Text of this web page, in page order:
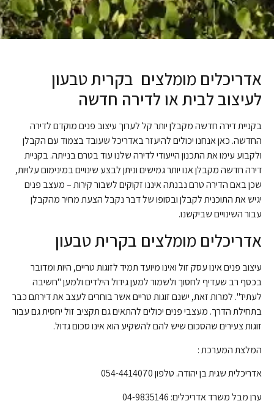
אדריכלים מומלצים בקרית טבעון
לעיצוב לבית או לדירה חדשה
בקניית דירה חדשה מקבלן יותר קל לערוך עיצוב פנים מוקדם לדירה
החדשה. כאן אנחנו יכולים להיעזר באדריכל שעובד בצמוד עם הקבלן
ולקבוע עימו את התכנון הייעודי לדירה שלנו עוד בטרם בנייתה. בקניית
דירה חדשה מקבלן אנו יותר גמישים וניתן לבצע שינויים במינימום עלויות,
שכן באם הדירה טרם נבנתה איננו זקוקים לשבור קירות – מעצב פנים
יגיש את התוכנית לקבלן ובסופו של דבר נקבל הצעת מחיר מהקבלן
עבור השינויים שביקשנו.
אדריכלים מומלצים בקרית טבעון
עיצוב פנים אינו עסק זול ואינו מיועד תמיד לזוגות טריים, היות ומדובר
בכסף רב שעדיף לחסוך ולשמור למען גידול הילדים ולמען "חשיבה
לעתיד". למרות זאת, ישנם זוגות טריים אשר בוחרים לעצב את דירתם כבר
בתחילת הדרך. מעצבי פנים יכולים להתאים גם תקציב זול יחסית גם עבור
זוגות צעירים שהסכום שיש להם להשקיע הוא אינו סכום גדול.
המלצת המערכת :
אדריכלית שגית בן יהודה. טלפון054-4414070
ערן מבל משרד אדריכלים: 04-9835146